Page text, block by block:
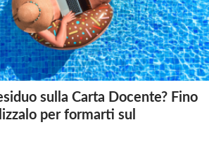
sulla Carta Docente? Fino
per formarti sul